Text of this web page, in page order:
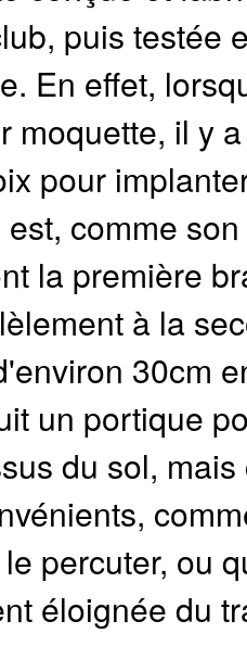
puis testée
En effet,
moquette, il y
pour
comme
la première
à la
30cm
un portique
du sol, mais
percuter, ou
éloignée du